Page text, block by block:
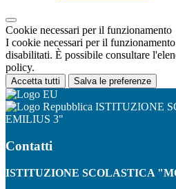
Cookie necessari per il funzionamento
I cookie necessari per il
disabilitati. È possibile consultare
policy.
Accetta tutti Salva le preferenze
ISTITUZIONE
EMILIUS 3"
Contatti
ISTITUZIONE SCOLASTICA